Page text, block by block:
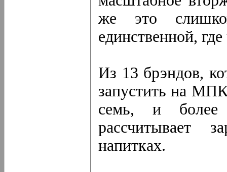
же это
единственной,
Из 13 брэндов,
запустить на
семь, и более
рассчитывает
напитках.